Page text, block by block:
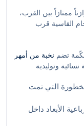
ممتازاً بين القرب،
القاسية قرب
تضم نخبة من أمهر
وتوليدية
التي تمت
الأبعاد داخل